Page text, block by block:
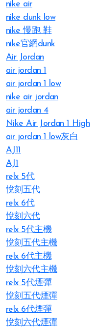
nike air​
nike dunk low
nike 慢跑 鞋
nike官網dunk
Air Jordan
air jordan 1
air jordan 1 low
nike air jordan
air jordan 4​
Nike Air Jordan 1 High
air jordan 1 low灰白
AJ11
AJ1
relx 5代
悅刻五代
relx 6代
悅刻六代
relx 5代主機
悅刻五代主機
relx 6代主機
悅刻六代主機
relx 5代煙彈
悅刻五代煙彈
relx 6代煙彈
悅刻六代煙彈